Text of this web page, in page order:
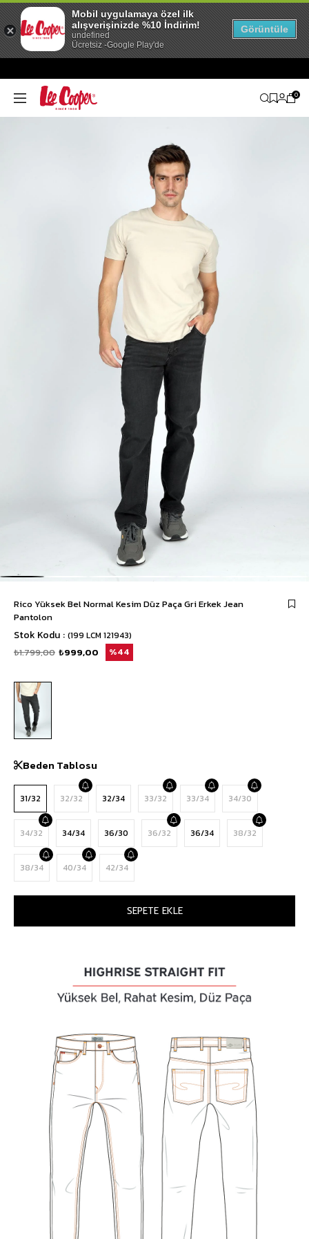
0
Rico Yüksek Bel Normal Kesim Düz Paça Gri Erkek Jean
Pantolon
Stok Kodu (199 LCM 121943)
₺1.799,00 ₺999,00 44
Beden Tablosu
31/32 32/32 32/34 33/32 33/34 34/30
34/32 34/34 36/30 36/32 36/34 38/32
38/34 40/34 42/34
Mobil uygulamaya özel ilk
alışverişinizde %10 İndirim!
undefined
Ücretsiz -Google Play'de
Görüntüle